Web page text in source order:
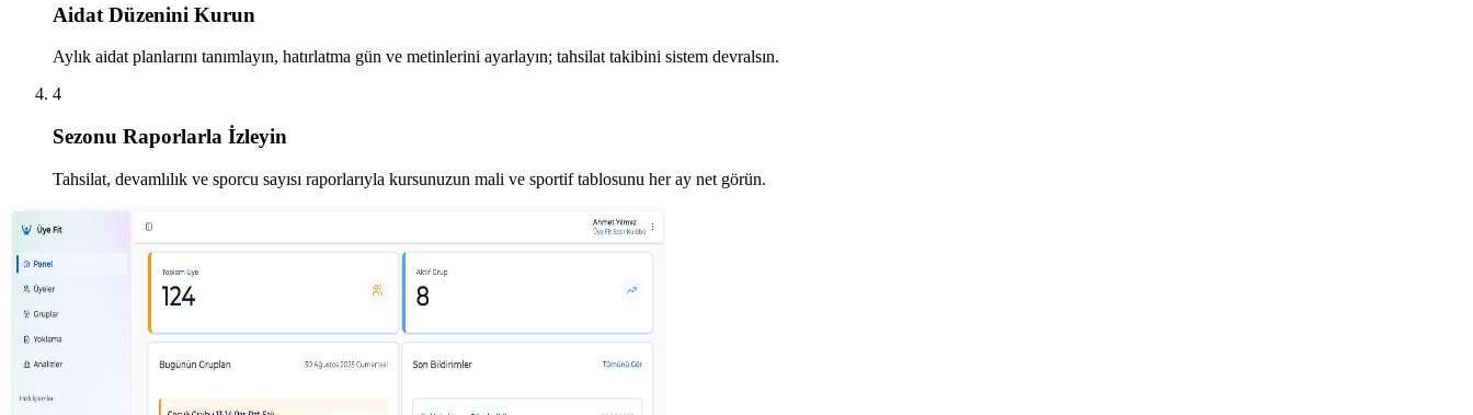
Aidat Düzenini Kurun
Aylık aidat planlarını tanımlayın, hatırlatma gün ve metinlerini ayarlayın; tahsilat takibini sistem devralsın.
4
Sezonu Raporlarla İzleyin
Tahsilat, devamlılık ve sporcu sayısı raporlarıyla kursunuzun mali ve sportif tablosunu her ay net görün.